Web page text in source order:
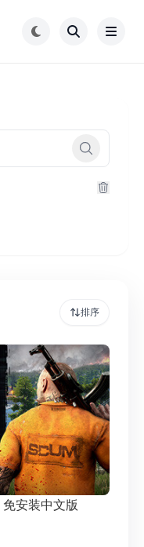
永久地址
排序
安装中文版